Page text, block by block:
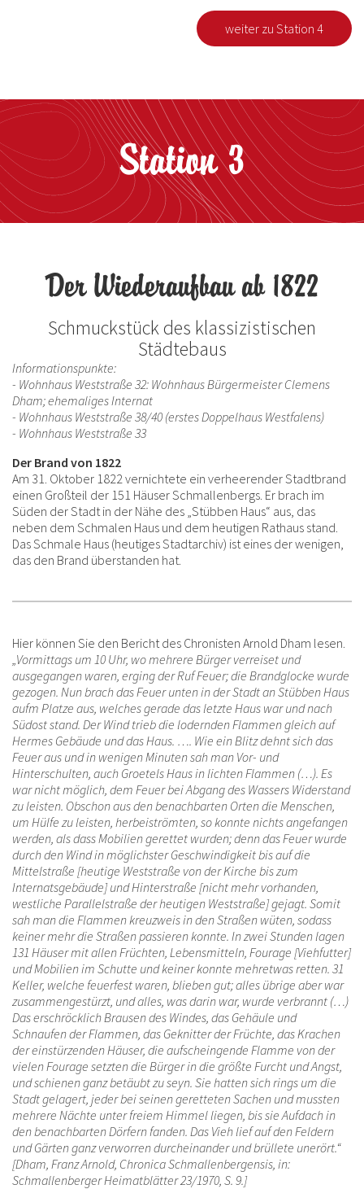
weiter zu Station 4
Station 3
Der Wiederaufbau ab 1822
Schmuckstück des klassizistischen
Städtebaus
Informationspunkte:
- Wohnhaus Weststraße 32: Wohnhaus Bürgermeister Clemens
Dham; ehemaliges Internat
- Wohnhaus Weststraße 38/40 (erstes Doppelhaus Westfalens)
- Wohnhaus Weststraße 33
Der Brand von 1822
Am 31. Oktober 1822 vernichtete ein verheerender Stadtbrand
einen Großteil der 151 Häuser Schmallenbergs. Er brach im
Süden der Stadt in der Nähe des „Stübben Haus“ aus, das
neben dem Schmalen Haus und dem heutigen Rathaus stand.
Das Schmale Haus (heutiges Stadtarchiv) ist eines der wenigen,
das den Brand überstanden hat.
Hier können Sie den Bericht des Chronisten Arnold Dham lesen.
„Vormittags um 10 Uhr, wo mehrere Bürger verreiset und
ausgegangen waren, erging der Ruf Feuer; die Brandglocke wurde
gezogen. Nun brach das Feuer unten in der Stadt an Stübben Haus
aufm Platze aus, welches gerade das letzte Haus war und nach
Südost stand. Der Wind trieb die lodernden Flammen gleich auf
Hermes Gebäude und das Haus. …. Wie ein Blitz dehnt sich das
Feuer aus und in wenigen Minuten sah man Vor- und
Hinterschulten, auch Groetels Haus in lichten Flammen (…). Es
war nicht möglich, dem Feuer bei Abgang des Wassers Widerstand
zu leisten. Obschon aus den benachbarten Orten die Menschen,
um Hülfe zu leisten, herbeiströmten, so konnte nichts angefangen
werden, als dass Mobilien gerettet wurden; denn das Feuer wurde
durch den Wind in möglichster Geschwindigkeit bis auf die
Mittelstraße [heutige Weststraße von der Kirche bis zum
Internatsgebäude] und Hinterstraße [nicht mehr vorhanden,
westliche Parallelstraße der heutigen Weststraße] gejagt. Somit
sah man die Flammen kreuzweis in den Straßen wüten, sodass
keiner mehr die Straßen passieren konnte. In zwei Stunden lagen
131 Häuser mit allen Früchten, Lebensmitteln, Fourage [Viehfutter]
und Mobilien im Schutte und keiner konnte mehretwas retten. 31
Keller, welche feuerfest waren, blieben gut; alles übrige aber war
zusammengestürzt, und alles, was darin war, wurde verbrannt (…)
Das erschröcklich Brausen des Windes, das Gehäule und
Schnaufen der Flammen, das Geknitter der Früchte, das Krachen
der einstürzenden Häuser, die aufscheingende Flamme von der
vielen Fourage setzten die Bürger in die größte Furcht und Angst,
und schienen ganz betäubt zu seyn. Sie hatten sich rings um die
Stadt gelagert, jeder bei seinen geretteten Sachen und mussten
mehrere Nächte unter freiem Himmel liegen, bis sie Aufdach in
den benachbarten Dörfern fanden. Das Vieh lief auf den Feldern
und Gärten ganz verworren durcheinander und brüllete unerört.“
[Dham, Franz Arnold, Chronica Schmallenbergensis, in:
Schmallenberger Heimatblätter 23/1970, S. 9.]